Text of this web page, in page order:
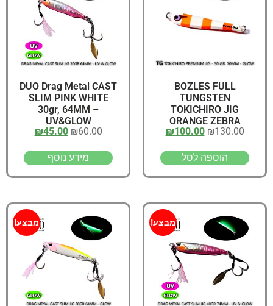
BOZLES FULL
TUNGSTEN
TOKICHIRO JIG
ORANGE ZEBRA
WHITE GLOW 30gr,
₪130.00
₪100.00
הוספה לסל
DUO Drag Metal CAST
SLIM PINK WHITE
30gr, 64MM –
UV&GLOW
₪60.00
₪45.00
מידע נוסף
מבצע! מבצע!